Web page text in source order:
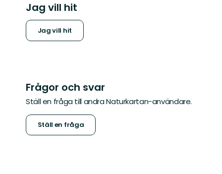
Jag vill hit
Jag vill hit
Frågor och svar
Ställ en fråga till andra Naturkartan-användare.
Ställ en fråga